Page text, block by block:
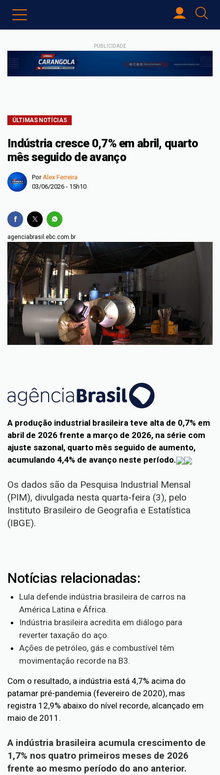
PUBLICIDADE
ÚLTIMAS NOTÍCIAS
Indústria cresce 0,7% em abril, quarto
mês seguido de avanço
PorAlex Ferreira
03/06/2026 - 15h10
agenciabrasil.ebc.com.br
A produção industrial brasileira teve alta de 0,7% em
abril de 2026 frente a março de 2026, na série com
ajuste sazonal, quarto mês seguido de aumento,
acumulando 4,4% de avanço neste período.
Os dados são da Pesquisa Industrial Mensal
(PIM), divulgada nesta quarta-feira (3), pelo
Instituto Brasileiro de Geografia e Estatística
(IBGE).
Notícias relacionadas:
Lula defende indústria brasileira de carros na
América Latina e África.
Indústria brasileira acredita em diálogo para
reverter taxação do aço.
Ações de petróleo, gás e combustível têm
movimentação recorde na B3.
Com o resultado, a indústria está 4,7% acima do
patamar pré-pandemia (fevereiro de 2020), mas
registra 12,9% abaixo do nível recorde, alcançado em
maio de 2011.
A indústria brasileira acumula crescimento de
1,7% nos quatro primeiros meses de 2026
frente ao mesmo período do ano anterior.